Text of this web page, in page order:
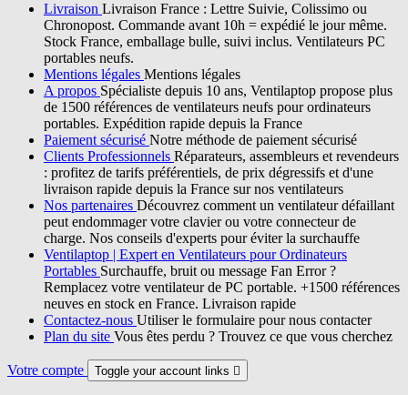
Livraison Livraison France : Lettre Suivie, Colissimo ou
Chronopost. Commande avant 10h = expédié le jour même.
Stock France, emballage bulle, suivi inclus. Ventilateurs PC
portables neufs.
Mentions légales Mentions légales
A propos Spécialiste depuis 10 ans, Ventilaptop propose plus
de 1500 références de ventilateurs neufs pour ordinateurs
portables. Expédition rapide depuis la France
Paiement sécurisé Notre méthode de paiement sécurisé
Clients Professionnels Réparateurs, assembleurs et revendeurs
: profitez de tarifs préférentiels, de prix dégressifs et d'une
livraison rapide depuis la France sur nos ventilateurs
Nos partenaires Découvrez comment un ventilateur défaillant
peut endommager votre clavier ou votre connecteur de
charge. Nos conseils d'experts pour éviter la surchauffe
Ventilaptop | Expert en Ventilateurs pour Ordinateurs
Portables Surchauffe, bruit ou message Fan Error ?
Remplacez votre ventilateur de PC portable. +1500 références
neuves en stock en France. Livraison rapide
Contactez-nous Utiliser le formulaire pour nous contacter
Plan du site Vous êtes perdu ? Trouvez ce que vous cherchez
Votre compte Toggle your account links 